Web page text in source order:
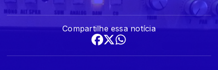
Compartilhe essa notícia